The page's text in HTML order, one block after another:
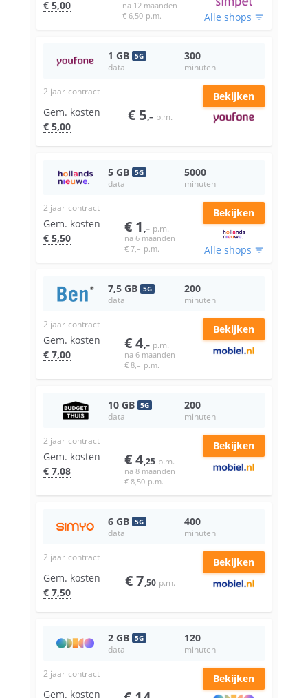
na 12 maanden
€ 6,50 p.m.
€ 5,00
Alle shops filter_list
1 GB 5G
data
300
minuten
2 jaar contract
€ 5,– p.m.
Gem. kosten
€ 5,00
Bekijken
5 GB 5G
data
5000
minuten
2 jaar contract
€ 1,– p.m.
na 6 maanden
€ 7,– p.m.
Gem. kosten
€ 5,50
Bekijken
Alle shops filter_list
7,5 GB 5G
data
200
minuten
2 jaar contract
€4,– p.m.
na 6 maanden
€ 8,– p.m.
Gem. kosten
€ 7,00
Bekijken
10 GB 5G
data
200
minuten
2 jaar contract
€4,25 p.m.
na 8 maanden
€ 8,50 p.m.
Gem. kosten
€ 7,08
Bekijken
6 GB 5G
data
400
minuten
2 jaar contract
€7,50 p.m.
Gem. kosten
€ 7,50
Bekijken
2 GB 5G
data
120
minuten
2 jaar contract
Gem. kosten
Bekijken